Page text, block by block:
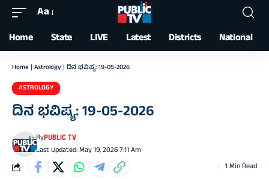
Font
Resizer
Aa
Home State LIVE Latest Districts National
Home | Astrology | ದಿನ ಭವಿಷ್ಯ: 19-05-2026
ASTROLOGY
ದಿನ ಭವಿಷ್ಯ: 19-05-2026
Last Updated: May 19, 2026 7:11 Am
ByPUBLIC TV
1 Min Read